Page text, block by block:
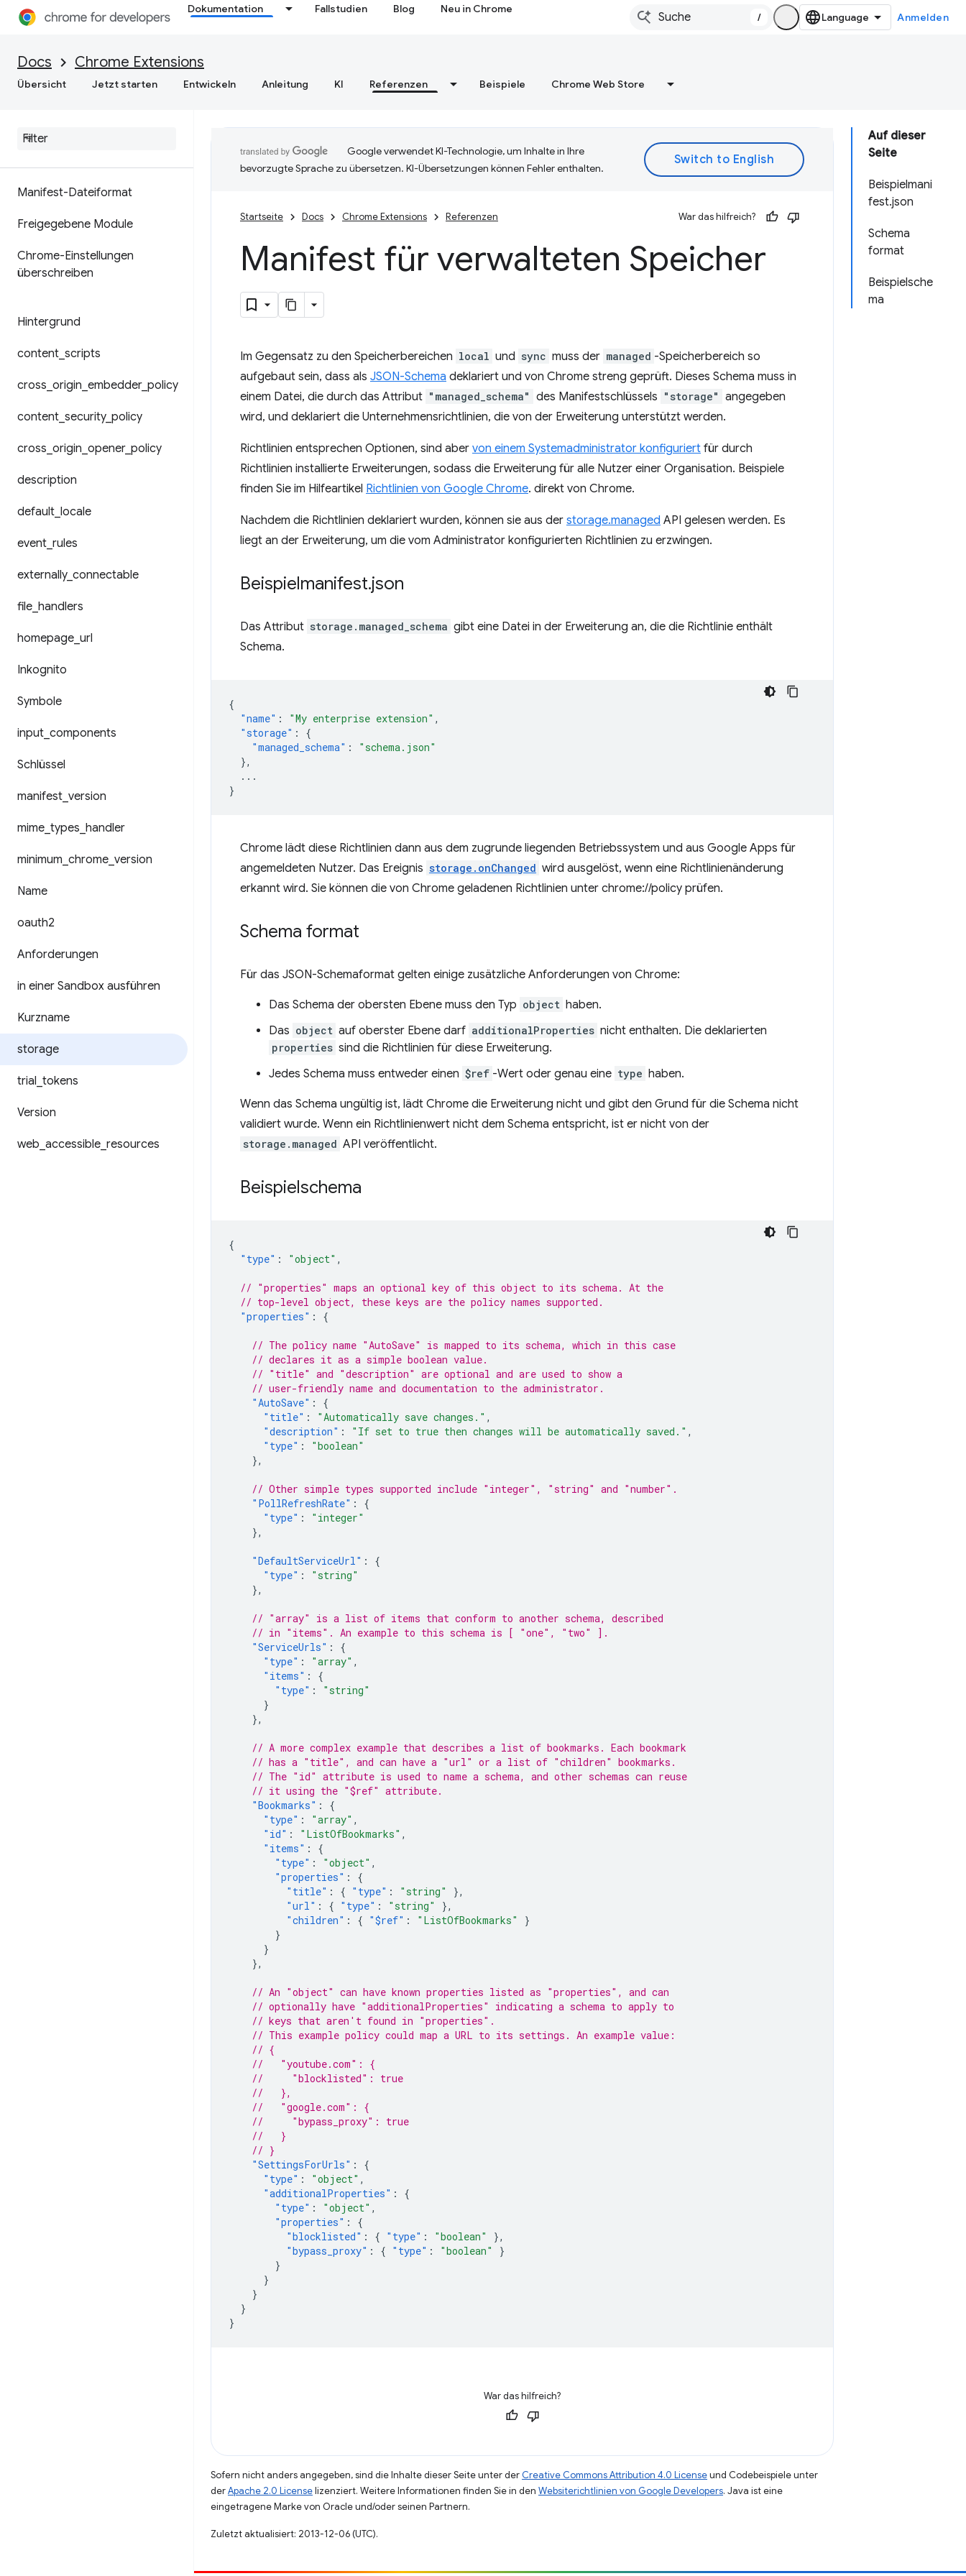
Dokumentation Fallstudien Blog Neu in Chrome
/ Anmelden
Docs Chrome Extensions
Übersicht Jetzt starten Entwickeln Anleitung KI Referenzen Beispiele Chrome Web Store
Manifest-Dateiformat
Freigegebene Module
Chrome-Einstellungen
überschreiben
Hintergrund
content scripts
cross origin embedder_ policy
content security_ policy
cross origin opener_ policy
description
default locale
event rules
externally_ connectable
file handlers
homepage url
Inkognito
Symbole
input components
Schlüssel
manifest version
mime types handler
minimum chrome version
Name
oauth2
Anforderungen
in einer Sandbox ausführen
Kurzname
storage
trial tokens
Version
web accessible resources
Auf dieser
Seite
Beispielmani
fest.json
Schema
format
Beispielsche
ma
Google verwendet KI-Technologie, um Inhalte in Ihre
bevorzugte Sprache zu übersetzen. KI-Übersetzungen können Fehler enthalten.
Startseite Docs Chrome Extensions Referenzen War das hilfreich?
Manifest für verwalteten Speicher
Im Gegensatz zu den Speicherbereichen local und sync muss der managed -Speicherbereich so
aufgebaut sein, dass als JSON-Schema deklariert und von Chrome streng geprüft. Dieses Schema muss in
einem Datei, die durch das Attribut "managed_schema" des Manifestschlüssels "storage" angegeben
wird, und deklariert die Unternehmensrichtlinien, die von der Erweiterung unterstützt werden.
Richtlinien entsprechen Optionen, sind aber von einem Systemadministrator konfiguriert für durch
Richtlinien installierte Erweiterungen, sodass die Erweiterung für alle Nutzer einer Organisation. Beispiele
finden Sie im Hilfeartikel Richtlinien von Google Chrome. direkt von Chrome.
Nachdem die Richtlinien deklariert wurden, können sie aus der storage.managed API gelesen werden. Es
liegt an der Erweiterung, um die vom Administrator konfigurierten Richtlinien zu erzwingen.
Beispielmanifest.json
Das Attribut storage.managed_schema gibt eine Datei in der Erweiterung an, die die Richtlinie enthält
Schema.
{
"name" : "My enterprise extension" ,
"storage" :
{
"managed_schema" :
"schema.json"
},
...
}
Chrome lädt diese Richtlinien dann aus dem zugrunde liegenden Betriebssystem und aus Google Apps für
angemeldeten Nutzer. Das Ereignis storage.onChanged wird ausgelöst, wenn eine Richtlinienänderung
erkannt wird. Sie können die von Chrome geladenen Richtlinien unter chrome://policy prüfen.
Schema format
Für das JSON-Schemaformat gelten einige zusätzliche Anforderungen von Chrome:
Das Schema der obersten Ebene muss den Typ object haben.
Das object auf oberster Ebene darf additionalProperties nicht enthalten. Die deklarierten
properties sind die Richtlinien für diese Erweiterung.
Jedes Schema muss entweder einen $ref -Wert oder genau eine type haben.
Wenn das Schema ungültig ist, lädt Chrome die Erweiterung nicht und gibt den Grund für die Schema nicht
validiert wurde. Wenn ein Richtlinienwert nicht dem Schema entspricht, ist er nicht von der
storage.managed API veröffentlicht.
Beispielschema
{
"type" : "object" ,
// "properties" maps an optional key of this object to its schema. At the
// top-level object, these keys are the policy names supported.
"properties" : {
// The policy name "AutoSave" is mapped to its schema, which in this case
// declares it as a simple boolean value.
// "title" and "description" are optional and are used to show a
// user-friendly name and documentation to the administrator.
"AutoSave" :
{
"title" : "Automatically save changes." ,
"description" : "If set to true then changes will be automatically saved." ,
"type" :
"boolean"
},
// Other simple types supported include "integer", "string" and "number".
"PollRefreshRate" :
{
"type" :
"integer"
},
"DefaultServiceUrl" :
{
"type" :
"string"
},
// "array" is a list of items that conform to another schema, described
// in "items". An example to this schema is [ "one", "two" ].
"ServiceUrls" :
{
"type" : "array" ,
"items" :
{
"type" :
"string"
}
},
// A more complex example that describes a list of bookmarks. Each bookmark
// has a "title", and can have a "url" or a list of "children" bookmarks.
// The "id" attribute is used to name a schema, and other schemas can reuse
// it using the "$ref" attribute.
"Bookmarks" :
{
"type" : "array" ,
"id" : "ListOfBookmarks" ,
"items" :
{
"type" : "object" ,
"properties" :
{
"title" : { "type" : "string"
},
"url" : { "type" : "string"
},
"children" : { "$ref" : "ListOfBookmarks"
}
}
}
},
// An "object" can have known properties listed as "properties", and can
// optionally have "additionalProperties" indicating a schema to apply to
// keys that aren't found in "properties".
// This example policy could map a URL to its settings. An example value:
// {
//   "youtube.com": {
//     "blocklisted": true
//   },
//   "google.com": {
//     "bypass_proxy": true
//   }
// }
"SettingsForUrls" :
{
"type" : "object" ,
"additionalProperties" :
{
"type" : "object" ,
"properties" :
{
"blocklisted" : { "type" : "boolean"
},
"bypass_proxy" : { "type" : "boolean"
}
}
}
}
}
}
War das hilfreich?
Sofern nicht anders angegeben, sind die Inhalte dieser Seite unter der Creative Commons Attribution 4.0 Licenseund Codebeispiele unter
derApache 2.0 Licenselizenziert. Weitere Informationen finden Sie in den Websiterichtlinien von Google Developers. Java ist eine
eingetragene Marke von Oracle und/oder seinen Partnern.
Zuletzt aktualisiert: 2013-12-06 (UTC).